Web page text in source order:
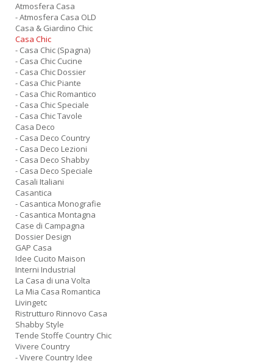
Atmosfera Casa
- Atmosfera Casa OLD
Casa & Giardino Chic
Casa Chic
- Casa Chic (Spagna)
- Casa Chic Cucine
- Casa Chic Dossier
- Casa Chic Piante
- Casa Chic Romantico
- Casa Chic Speciale
- Casa Chic Tavole
Casa Deco
- Casa Deco Country
- Casa Deco Lezioni
- Casa Deco Shabby
- Casa Deco Speciale
Casali Italiani
Casantica
- Casantica Monografie
- Casantica Montagna
Case di Campagna
Dossier Design
GAP Casa
Idee Cucito Maison
Interni Industrial
La Casa di una Volta
La Mia Casa Romantica
Livingetc
Ristrutturo Rinnovo Casa
Shabby Style
Tende Stoffe Country Chic
Vivere Country
- Vivere Country Idee